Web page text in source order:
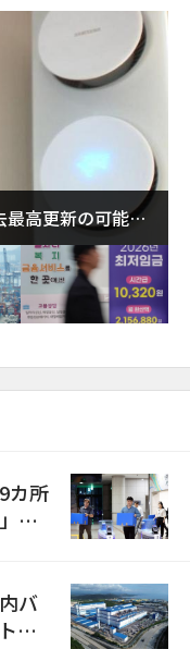
高更新の可能性
カ所
の
バ
ン